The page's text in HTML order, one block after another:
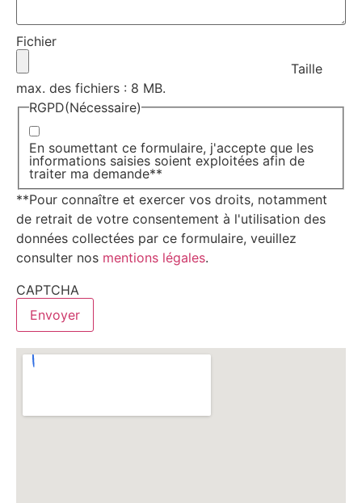
Fichier
Taille
max. des fichiers : 8 MB.
RGPD(Nécessaire)
En soumettant ce formulaire, j'accepte que les
informations saisies soient exploitées afin de
traiter ma demande**
**Pour connaître et exercer vos droits, notamment
de retrait de votre consentement à l'utilisation des
données collectées par ce formulaire, veuillez
consulter nos mentions légales.
CAPTCHA